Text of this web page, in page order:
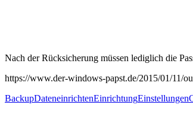
Nach der Rücksicherung müssen lediglich die
https://www.der-windows-papst.de/2015/01/11/
BackupDateneinrichtenEinrichtungEinstellungen